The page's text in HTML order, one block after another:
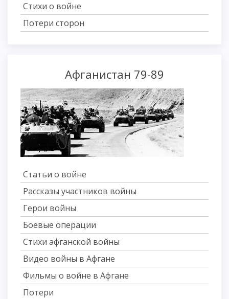
Стихи о войне
Потери сторон
Афганистан 79-89
Статьи о войне
Рассказы участников войны
Герои войны
Боевые операции
Стихи афганской войны
Видео войны в Афгане
Фильмы о войне в Афгане
Потери